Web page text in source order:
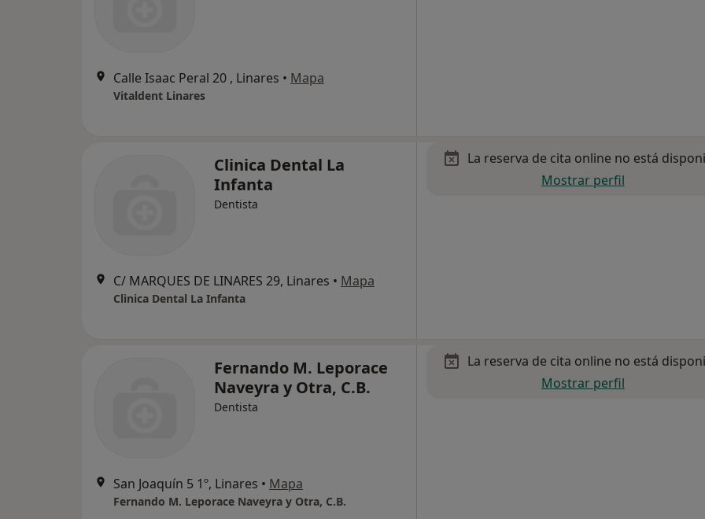
Calle Isaac Peral 20 , Linares • Mapa
Vitaldent Linares
Clinica Dental La
Infanta
Dentista
C/ MARQUES DE LINARES 29, Linares • Mapa
Clinica Dental La Infanta
La reserva de cita online no está
Mostrar perfil
Fernando M. Leporace
Naveyra y Otra, C.B.
Dentista
San Joaquín 5 1º, Linares • Mapa
Fernando M. Leporace Naveyra y Otra, C.B.
La reserva de cita online no está
Mostrar perfil